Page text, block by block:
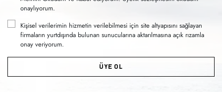
onaylıyorum.
Kişisel verilerimin hizmetin verilebilmesi için site altyapısını sağlayan
firmaların yurtdışında bulunan sunucularına aktarılmasına açık rızamla
onay veriyorum.
ÜYE OL